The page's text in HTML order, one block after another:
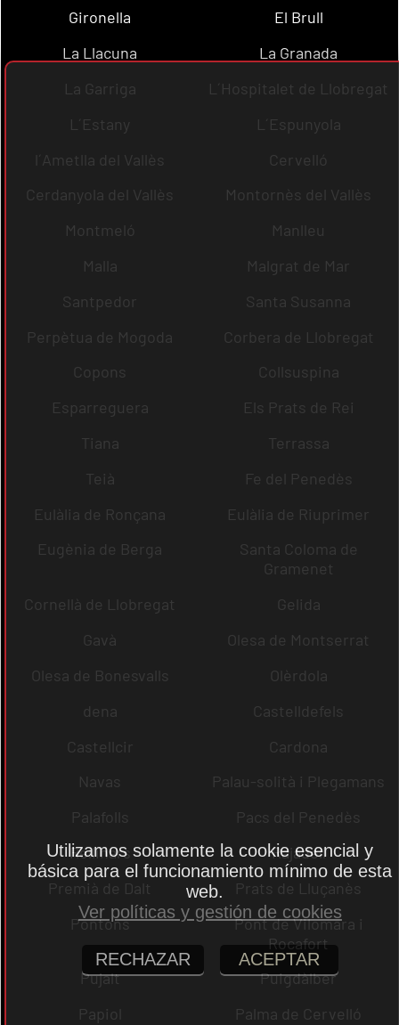
Gironella
El Brull
La Llacuna
La Granada
La Garriga
L´Hospitalet de Llobregat
L´Estany
L´Espunyola
l´Ametlla del Vallès
Cervelló
Cerdanyola del Vallès
Montornès del Vallès
Montmeló
Manlleu
Malla
Malgrat de Mar
Santpedor
Santa Susanna
Perpètua de Mogoda
Corbera de Llobregat
Copons
Collsuspina
Esparreguera
Els Prats de Rei
Tiana
Terrassa
Teià
Fe del Penedès
Eulàlia de Ronçana
Eulàlia de Riuprimer
Eugènia de Berga
Santa Coloma de
Gramenet
Cornellà de Llobregat
Gelida
Gavà
Olesa de Montserrat
Olesa de Bonesvalls
Olèrdola
dena
Castelldefels
Castellcir
Cardona
Navas
Palau-solità i Plegamans
Palafolls
Pacs del Penedès
Rellinars
Rajadell
Premià de Dalt
Prats de Lluçanès
Pontons
Pont de Vilomara i
Rocafort
Pujalt
Puigdàlber
Papiol
Palma de Cervelló
Utilizamos solamente la cookie esencial y
básica para el funcionamiento mínimo de esta
web.
Ver políticas y gestión de cookies
RECHAZAR ACEPTAR